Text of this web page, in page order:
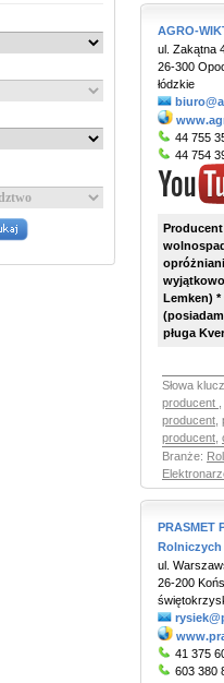
AGRO-
ul. Zakątna
26-300
łódzkie
44 755
44 754
Lemken) *
pługa
Słowa
producent
producent
producent
Branże:
PRASMET
Rolniczych
ul.
26-200
41 375
603 380